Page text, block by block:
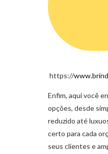
https://
Enfim, aqui você
opções, desde
reduzido até
certo para cada
seus clientes e